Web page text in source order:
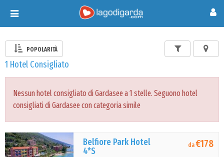
Toggle
navigation
POPOLARITÀ
1 Hotel Consigliato
Nessun hotel consigliato di Gardasee a 1 stelle. Seguono hotel
consigliati di Gardasee con categoria simile
Belfiore Park Hotel
4*S
da€178